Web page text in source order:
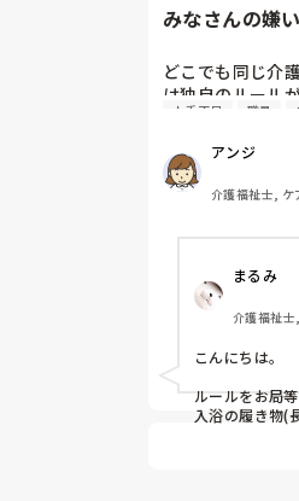
この件に関して
は思いませんが
がやったように
についても一緒
ろなんですが…
たた、あくま
ては、たとえ
いと思うので、
裾分けをしない
看護師Nがやっ
でしょうか?
相手に合わせ
はお相手をの
ないことが大
みなさんの嫌
どこでも同じ介
は独自のルール
その中でもみな
私は
連帯責任が強す
働かない人のカ
個々の仕事の領
家でやってきて
人手不足 職員
アンジ
介護福祉士, ケ
まるみ
介護福祉
こんにちは。
ルールをお局
入浴の履き物(